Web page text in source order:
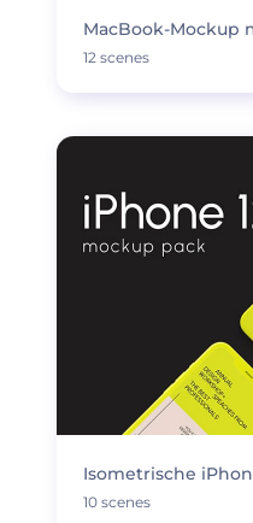
MacBook-Mockup
12 scenes
Isometrische
10 scenes